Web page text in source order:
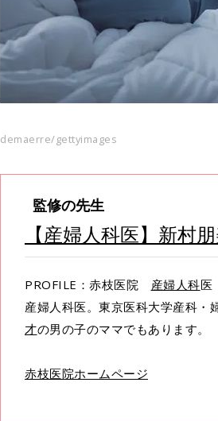
demaerre/gettyimages
監修の先生
【産婦人科医】新村
PROFILE：赤枝医院 産婦人科医
産婦人科医。東京医科大学産科・
才の男の子のママでもあります。
赤枝医院ホームページ